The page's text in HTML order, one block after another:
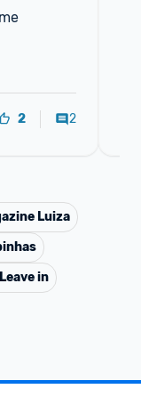
2 2
Luiza
in